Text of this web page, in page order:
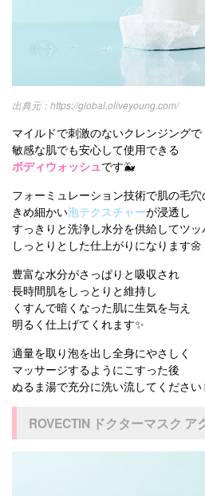
https://global.oliveyoung.com/
マイルドで刺激のないクレンジングで
敏感な肌でも安心して使用できる
ボディウォッシュです🐳
フォーミュレーション技術で肌の毛
きめ細かい泡テクスチャーが浸透し
すっきりと洗浄し水分を供給してツ
しっとりとした仕上がりになります🌼
豊富な水分がさっぱりと吸収され
長時間肌をしっとりと維持し
くすんで暗くなった肌に生気を与え
明るく仕上げてくれます✨
適量を取り泡を出し全身にやさしく
マッサージするようにこすった後
ぬるま湯で充分に洗い流してください
ROVECTIN ドクターマスク ア